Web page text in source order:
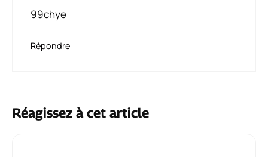
99chye
Répondre
Réagissez à cet article